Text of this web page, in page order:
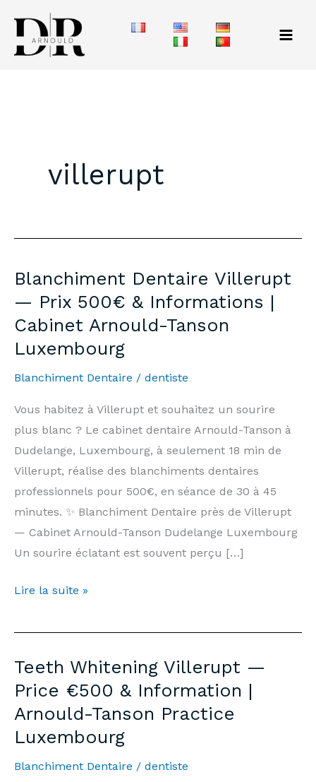
contenu
villerupt
Blanchiment Dentaire Villerupt
— Prix 500€ & Informations |
Cabinet Arnould-Tanson
Luxembourg
Blanchiment Dentaire / dentiste
Vous habitez à Villerupt et souhaitez un sourire
plus blanc ? Le cabinet dentaire Arnould-Tanson à
Dudelange, Luxembourg, à seulement 18 min de
Villerupt, réalise des blanchiments dentaires
professionnels pour 500€, en séance de 30 à 45
minutes. ✨ Blanchiment Dentaire près de Villerupt
— Cabinet Arnould-Tanson Dudelange Luxembourg
Un sourire éclatant est souvent perçu […]
Blanchiment
Villerupt
Prix
500€
&
Informations
Cabinet
Lire la suite »
Teeth Whitening Villerupt —
Price €500 & Information |
Arnould-Tanson Practice
Luxembourg
Blanchiment Dentaire / dentiste